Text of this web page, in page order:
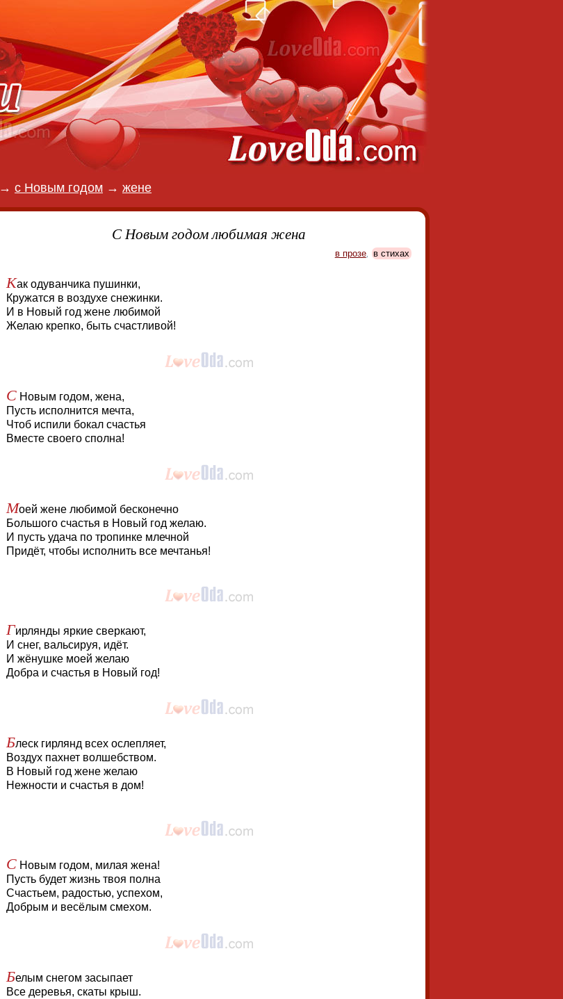
→ с Новым годом → жене
С Новым годом любимая жена
в прозе, в стихах
Как одуванчика пушинки,
Кружатся в воздухе снежинки.
И в Новый год жене любимой
Желаю крепко, быть счастливой!
С Новым годом, жена,
Пусть исполнится мечта,
Чтоб испили бокал счастья
Вместе своего сполна!
Моей жене любимой бесконечно
Большого счастья в Новый год желаю.
И пусть удача по тропинке млечной
Придёт, чтобы исполнить все мечтанья!
Гирлянды яркие сверкают,
И снег, вальсируя, идёт.
И жёнушке моей желаю
Добра и счастья в Новый год!
Блеск гирлянд всех ослепляет,
Воздух пахнет волшебством.
В Новый год жене желаю
Нежности и счастья в дом!
С Новым годом, милая жена!
Пусть будет жизнь твоя полна
Счастьем, радостью, успехом,
Добрым и весёлым смехом.
Белым снегом засыпает
Все деревья, скаты крыш.